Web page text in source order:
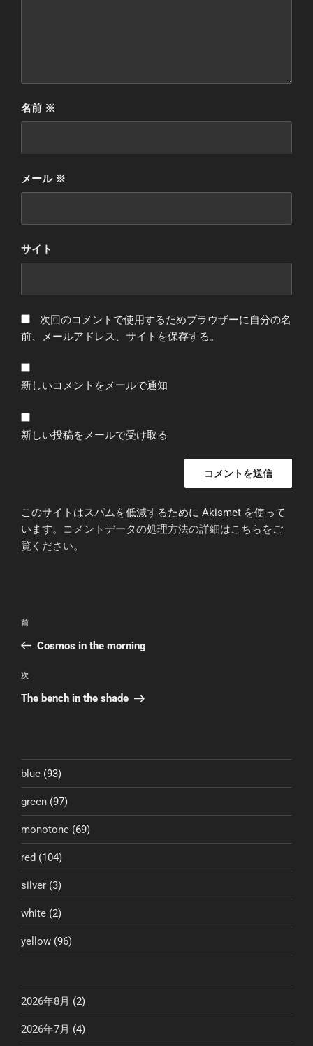
名前 ※
メール ※
サイト
次回のコメントで使用するためブラウザーに自分の名
前、メールアドレス、サイトを保存する。
新しいコメントをメールで通知
新しい投稿をメールで受け取る
このサイトはスパムを低減するために Akismet を使って
います。
コメントデータの処理方法の詳細はこちらをご
覧ください。
投
ビ
ゲ
ン
前
の
稿
前
Cosmos in the morning
次
の
次
The bench in the shade
blue (93)
green (97)
monotone (69)
red (104)
silver (3)
white (2)
yellow (96)
2026年8月 (2)
2026年7月 (4)